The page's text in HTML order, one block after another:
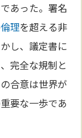
あった。署名
倫理を超える非
し、議定書に
完全な規制と
合意は世界が
要な一歩であ